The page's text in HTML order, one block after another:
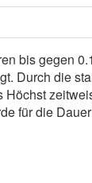
bis gegen
Durch die
für die